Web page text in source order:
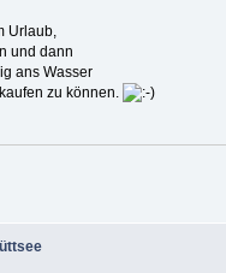
Urlaub,
und dann
ans Wasser
zu können.